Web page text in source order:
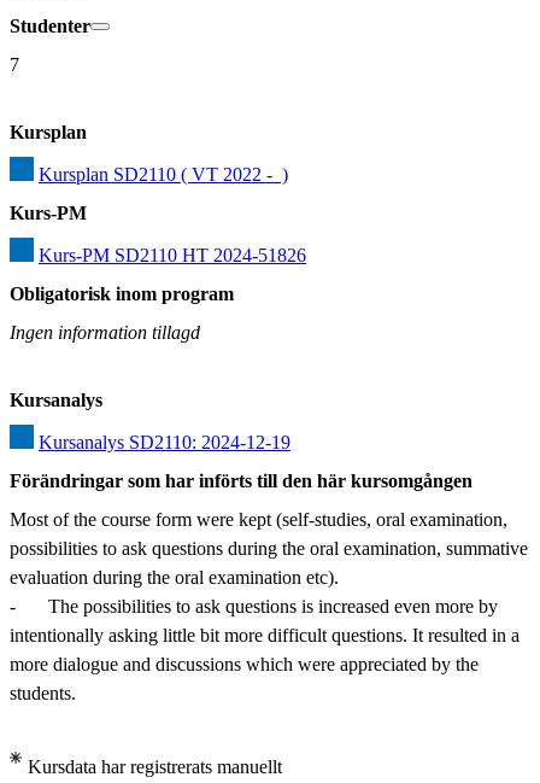
Studenter
7
Kursplan
Kursplan SD2110 ( VT 2022 -  )
Kurs-PM
Kurs-PM SD2110 HT 2024-51826
Obligatorisk inom program
Ingen information tillagd
Kursanalys
Kursanalys SD2110: 2024-12-19
Förändringar som har införts till den här kursomgången
Most of the course form were kept (self-studies, oral examination,
possibilities to ask questions during the oral examination, summative
evaluation during the oral examination etc).
-	The possibilities to ask questions is increased even more by
intentionally asking little bit more difficult questions. It resulted in a
more dialogue and discussions which were appreciated by the
students.
Kursdata har registrerats manuellt